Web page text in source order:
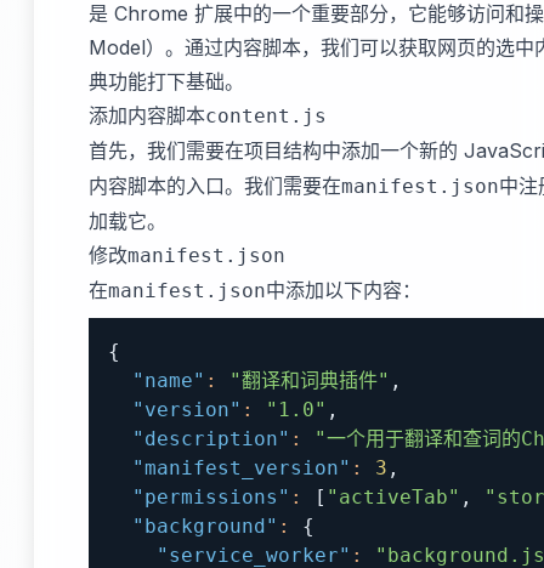
是 Chrome 扩展中的一个重要部分，它能够访问和
Model）。通过内容脚本，我们可以获取网页的选
典功能打下基础。
添加内容脚本content.js
首先，我们需要在项目结构中添加一个新的
内容脚本的入口。我们需要在manifest.json中
加载它。
修改manifest.json
在manifest.json中添加以下内容：
{
"name" : "翻译和词典插件" ,
"version" : "1.0" ,
"description" :
"一个用于翻译和查词的
"manifest_version" : 3 ,
"permissions" : [ "activeTab" ,
"background" :
{
"service_worker" :